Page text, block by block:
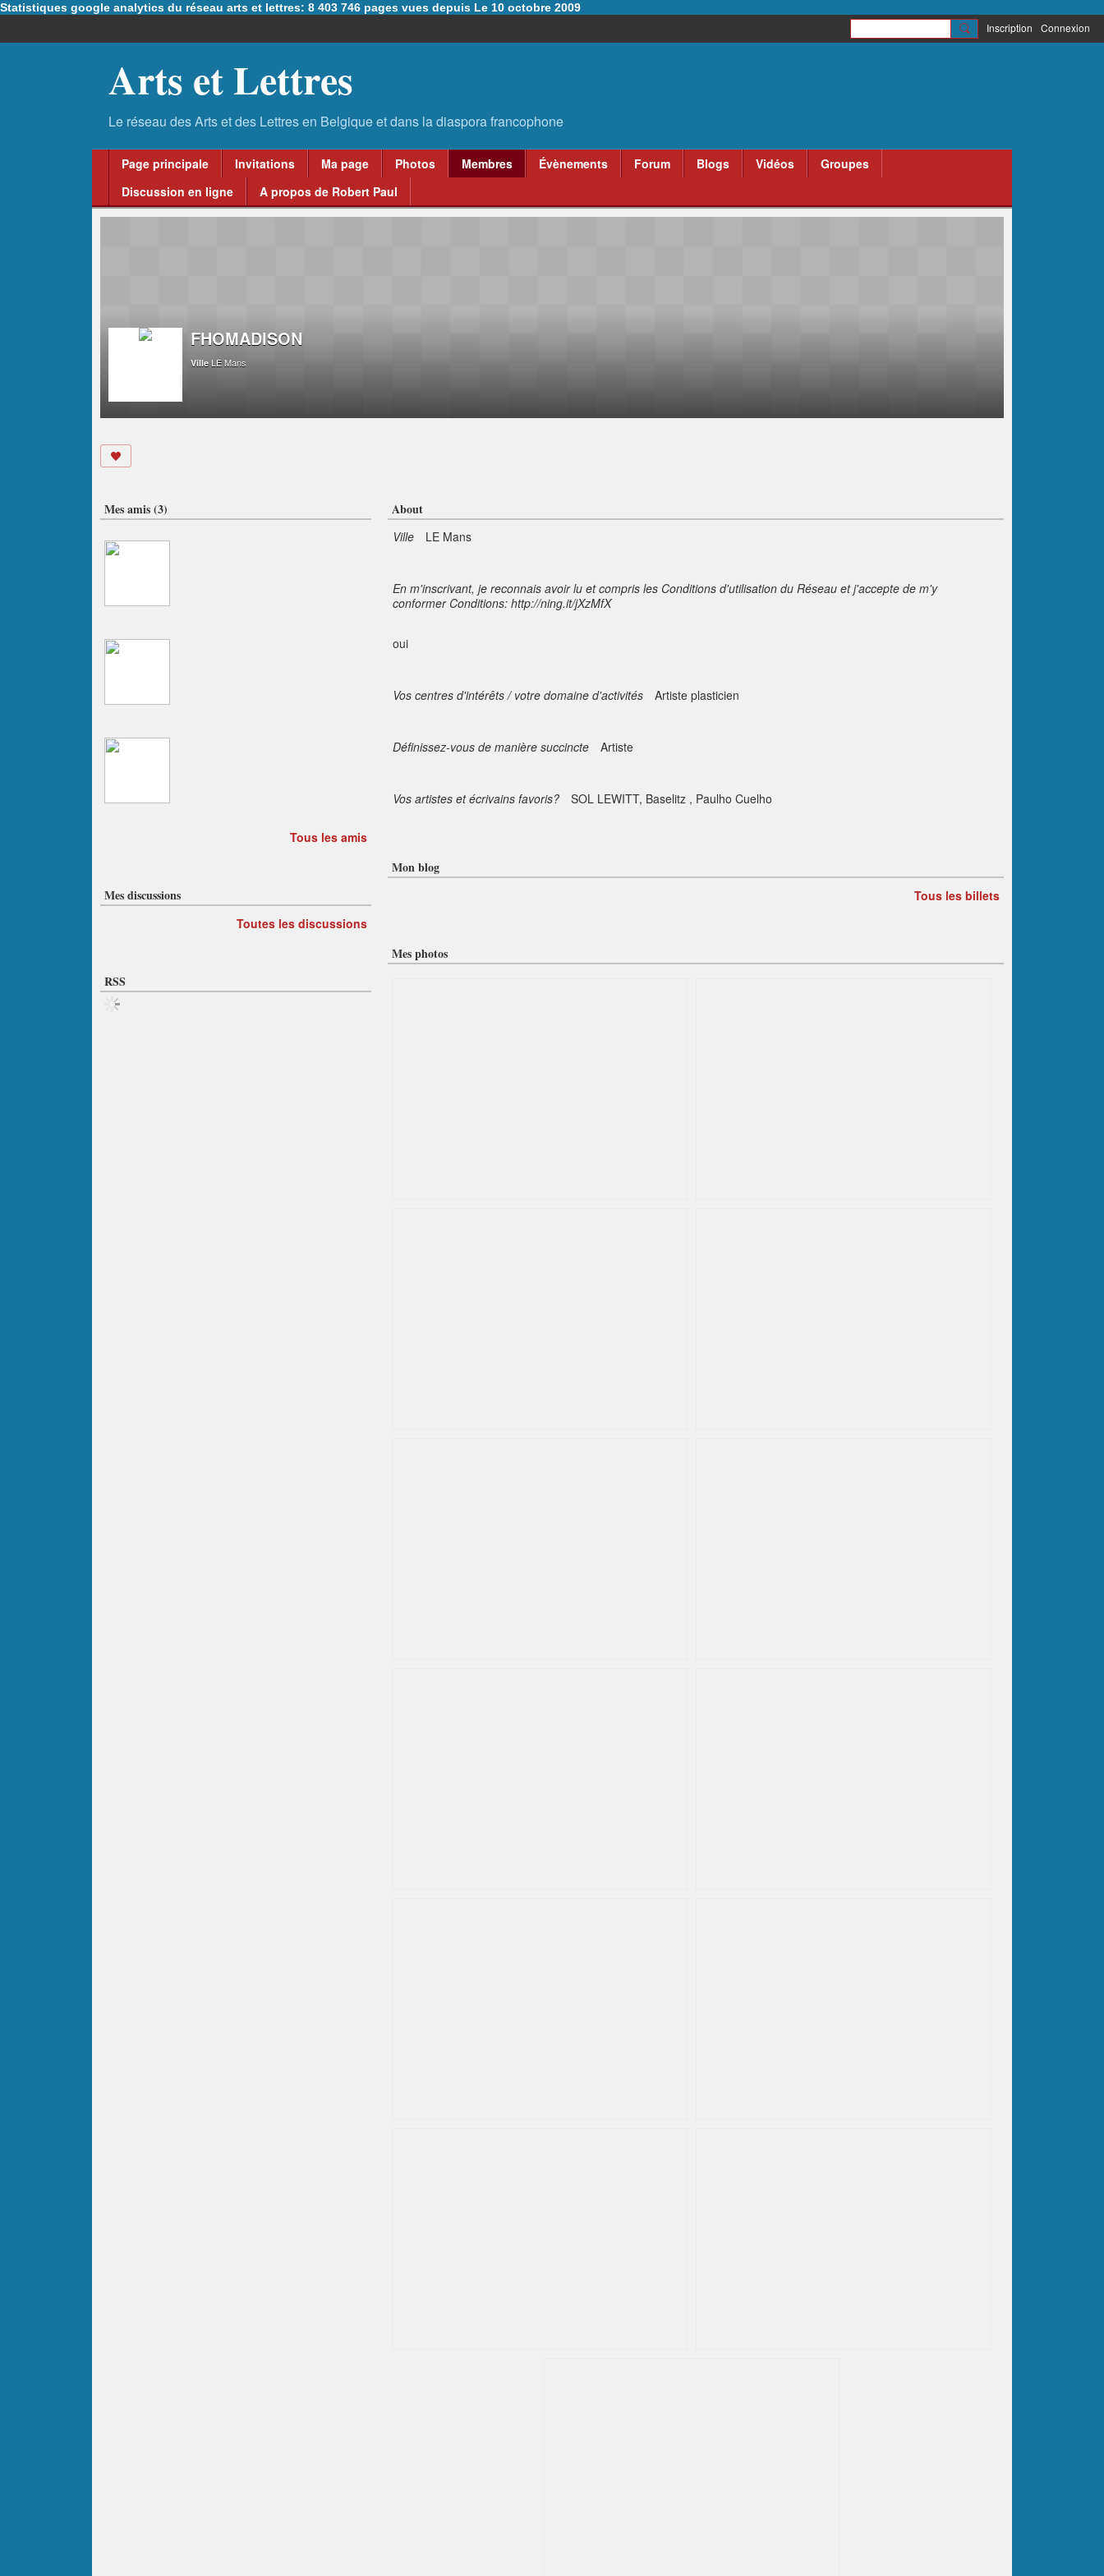
Statistiques google analytics du réseau arts et lettres: 8 403 746 pages vues depuis Le 10 octobre 2009
Inscription Connexion
Arts et Lettres
Page principale Invitations Ma page Photos Membres Évènements Forum Blogs Vidéos
Groupes
Discussion en ligne
A propos de Robert Paul
FHOMADISON
Ville LE Mans
About
Ville LE Mans
En m'inscrivant, je reconnais avoir lu et compris les Conditions d'utilisation du Réseau et j'accepte de m'y
conformer Conditions: http://ning.it/jXzMfX
oui
Vos centres d'intérêts / votre domaine d'activités Artiste plasticien
Définissez-vous de manière succincte Artiste
Vos artistes et écrivains favoris? SOL LEWITT, Baselitz , Paulho Cuelho
Mon blog
Tous les billets
Mes photos
Mes amis (3)
Tous les amis
Mes discussions
Toutes les discussions
RSS